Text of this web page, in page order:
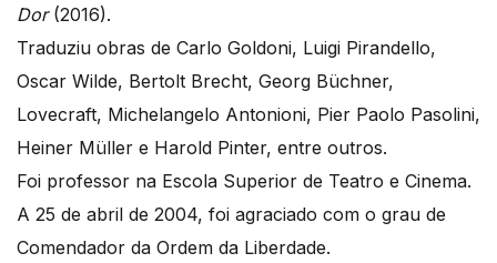
Dor (2016).
Traduziu obras de Carlo Goldoni, Luigi Pirandello,
Oscar Wilde, Bertolt Brecht, Georg Büchner,
Lovecraft, Michelangelo Antonioni, Pier Paolo Pasolini,
Heiner Müller e Harold Pinter, entre outros.
Foi professor na Escola Superior de Teatro e Cinema.
A 25 de abril de 2004, foi agraciado com o grau de
Comendador da Ordem da Liberdade.